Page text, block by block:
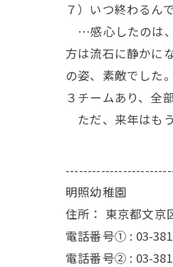
７）いつ終わるん
…感心したのは、
方は流石に静かに
の姿、素敵でした
３チームあり、全
ただ、来年はも
明照幼稚園
住所： 東京都文京
電話番号① : 03-
電話番号② : 03-